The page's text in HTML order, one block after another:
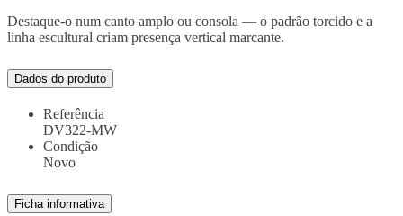
Destaque-o num canto amplo ou consola — o padrão torcido e a
linha escultural criam presença vertical marcante.
Dados do produto
Referência
DV322-MW
Condição
Novo
Ficha informativa